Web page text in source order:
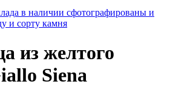
в наличии сфотографированы и
и сорту камня
из желтого
Siena